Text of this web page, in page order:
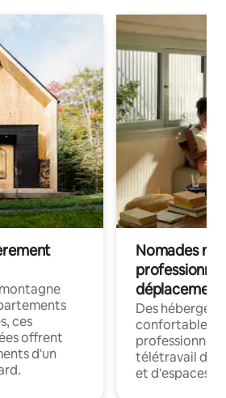
ces
offrent
d'un
Nomades
déplacement
Des
confortables
professionnels
télétravail
et d'espaces